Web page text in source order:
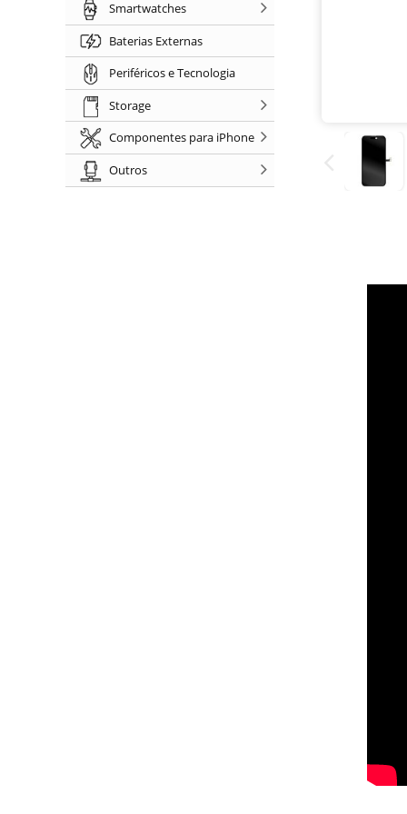
Smartwatches
Baterias Externas
Periféricos e Tecnologia
Storage
Componentes para iPhone
Outros